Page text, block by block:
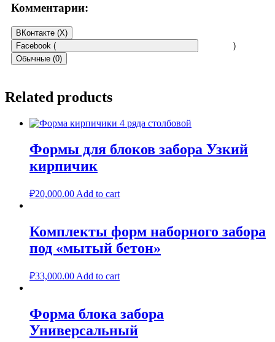
Комментарии:
ВКонтакте (X)
Facebook (
)
Обычные (0)
Reviews
There are no reviews yet.
Be the first to review “Рваный камень, Форма блока столба
забора”
Ваш адрес email не будет опубликован.
Your rating
Your review*
*
Related products
Формы для блоков забора Узкий
кирпичик
₽20,000.00 Add to cart
Комплекты форм наборного забора
под «мытый бетон»
₽33,000.00 Add to cart
Форма блока забора
Универсальный